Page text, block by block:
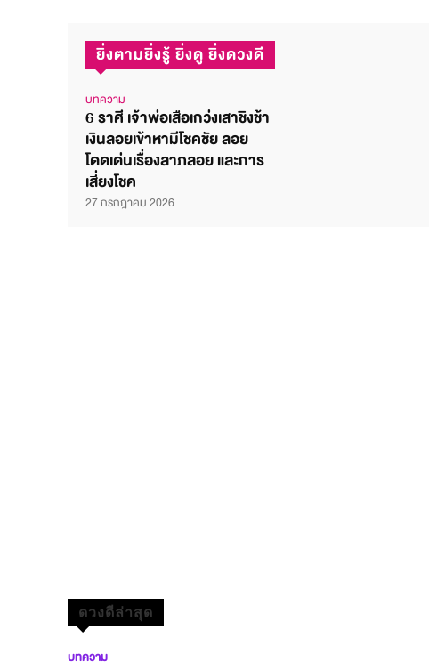
ยิ่งตามยิ่งรู้ ยิ่งดู ยิ่งดวงดี
บทความ
6 ราศี เจ้าพ่อเสือเกว่งเสาชิงช้า
เงินลอยเข้าหามีโชคชัย ลอย
โดดเด่นเรื่องลาภลอย และการ
เสี่ยงโชค
27 กรกฎาคม 2026
ดวงดีล่าสุด
บทความ